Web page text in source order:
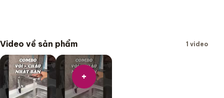
Video về sản phẩm 1 video
+